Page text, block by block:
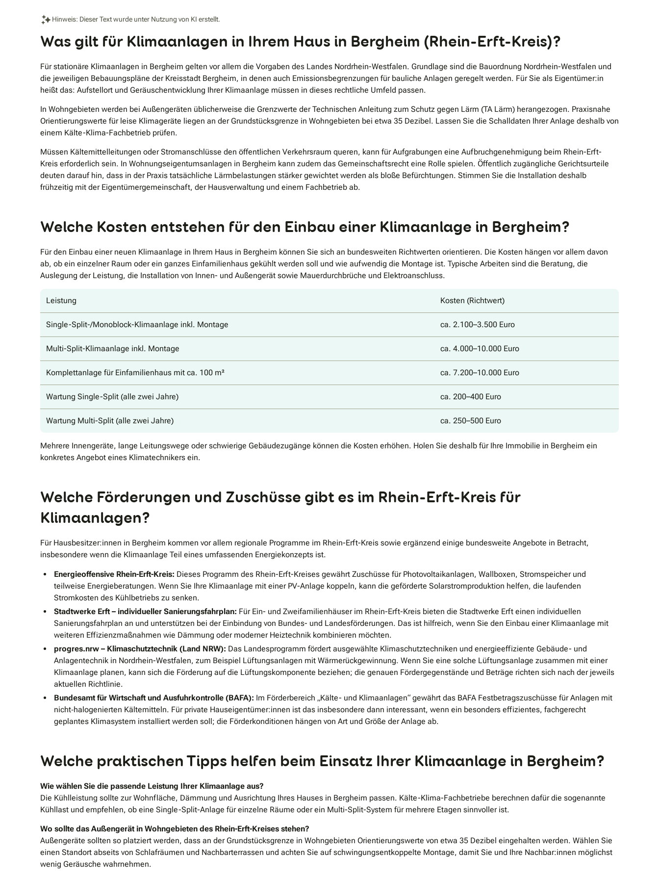
Ausführungsqualität, Termintreue und
Anlage langfristig effizient und sicher zu betreiben.
Hinweis: Dieser Text wurde unter Nutzung von KI erstellt.
Was gilt für Klimaanlagen in Ihrem Haus in Bergheim (Rhein-Erft-Kreis)?
Für stationäre Klimaanlagen in Bergheim gelten vor allem die Vorgaben des Landes Nordrhein-Westfalen. Grundlage sind die Bauordnung Nordrhein-Westfalen und
die jeweiligen Bebauungspläne der Kreisstadt Bergheim, in denen auch Emissionsbegrenzungen für bauliche Anlagen geregelt werden. Für Sie als Eigentümer:in
heißt das: Aufstellort und Geräuschentwicklung Ihrer Klimaanlage müssen in dieses rechtliche Umfeld passen.
In Wohngebieten werden bei Außengeräten üblicherweise die Grenzwerte der Technischen Anleitung zum Schutz gegen Lärm (TA Lärm) herangezogen. Praxisnahe
Orientierungswerte für leise Klimageräte liegen an der Grundstücksgrenze in Wohngebieten bei etwa 35 Dezibel. Lassen Sie die Schalldaten Ihrer Anlage deshalb von
einem Kälte-Klima-Fachbetrieb prüfen.
Müssen Kältemittelleitungen oder Stromanschlüsse den öffentlichen Verkehrsraum queren, kann für Aufgrabungen eine Aufbruchgenehmigung beim Rhein-Erft-
Kreis erforderlich sein. In Wohnungseigentumsanlagen in Bergheim kann zudem das Gemeinschaftsrecht eine Rolle spielen. Öffentlich zugängliche Gerichtsurteile
deuten darauf hin, dass in der Praxis tatsächliche Lärmbelastungen stärker gewichtet werden als bloße Befürchtungen. Stimmen Sie die Installation deshalb
frühzeitig mit der Eigentümergemeinschaft, der Hausverwaltung und einem Fachbetrieb ab.
Welche Kosten entstehen für den Einbau einer Klimaanlage in Bergheim?
Für den Einbau einer neuen Klimaanlage in Ihrem Haus in Bergheim können Sie sich an bundesweiten Richtwerten orientieren. Die Kosten hängen vor allem davon
ab, ob ein einzelner Raum oder ein ganzes Einfamilienhaus gekühlt werden soll und wie aufwendig die Montage ist. Typische Arbeiten sind die Beratung, die
Auslegung der Leistung, die Installation von Innen- und Außengerät sowie Mauerdurchbrüche und Elektroanschluss.
Leistung Kosten (Richtwert)
Single-Split-/Monoblock-Klimaanlage inkl. Montage ca. 2.100–3.500 Euro
Multi-Split-Klimaanlage inkl. Montage ca. 4.000–10.000 Euro
Komplettanlage für Einfamilienhaus mit ca. 100 m² ca. 7.200–10.000 Euro
Wartung Single-Split (alle zwei Jahre) ca. 200–400 Euro
Wartung Multi-Split (alle zwei Jahre) ca. 250–500 Euro
Mehrere Innengeräte, lange Leitungswege oder schwierige Gebäudezugänge können die Kosten erhöhen. Holen Sie deshalb für Ihre Immobilie in Bergheim ein
konkretes Angebot eines Klimatechnikers ein.
Welche Förderungen und Zuschüsse gibt es im Rhein-Erft-Kreis für
Klimaanlagen?
Für Hausbesitzer:innen in Bergheim kommen vor allem regionale Programme im Rhein-Erft-Kreis sowie ergänzend einige bundesweite Angebote in Betracht,
insbesondere wenn die Klimaanlage Teil eines umfassenden Energiekonzepts ist.
Energieoffensive Rhein-Erft-Kreis: Dieses Programm des Rhein-Erft-Kreises gewährt Zuschüsse für Photovoltaikanlagen, Wallboxen, Stromspeicher und
teilweise Energieberatungen. Wenn Sie Ihre Klimaanlage mit einer PV-Anlage koppeln, kann die geförderte Solarstromproduktion helfen, die laufenden
Stromkosten des Kühlbetriebs zu senken.
Stadtwerke Erft – individueller Sanierungsfahrplan: Für Ein- und Zweifamilienhäuser im Rhein-Erft-Kreis bieten die Stadtwerke Erft einen individuellen
Sanierungsfahrplan an und unterstützen bei der Einbindung von Bundes- und Landesförderungen. Das ist hilfreich, wenn Sie den Einbau einer Klimaanlage mit
weiteren Effizienzmaßnahmen wie Dämmung oder moderner Heiztechnik kombinieren möchten.
progres.nrw – Klimaschutztechnik (Land NRW): Das Landesprogramm fördert ausgewählte Klimaschutztechniken und energieeffiziente Gebäude- und
Anlagentechnik in Nordrhein-Westfalen, zum Beispiel Lüftungsanlagen mit Wärmerückgewinnung. Wenn Sie eine solche Lüftungsanlage zusammen mit einer
Klimaanlage planen, kann sich die Förderung auf die Lüftungskomponente beziehen; die genauen Fördergegenstände und Beträge richten sich nach der jeweils
aktuellen Richtlinie.
Bundesamt für Wirtschaft und Ausfuhrkontrolle (BAFA): Im Förderbereich „Kälte- und Klimaanlagen“ gewährt das BAFA Festbetragszuschüsse für Anlagen mit
nicht‑halogenierten Kältemitteln. Für private Hauseigentümer:innen ist das insbesondere dann interessant, wenn ein besonders effizientes, fachgerecht
geplantes Klimasystem installiert werden soll; die Förderkonditionen hängen von Art und Größe der Anlage ab.
Welche praktischen Tipps helfen beim Einsatz Ihrer Klimaanlage in Bergheim?
Wie wählen Sie die passende Leistung Ihrer Klimaanlage aus?
Die Kühlleistung sollte zur Wohnfläche, Dämmung und Ausrichtung Ihres Hauses in Bergheim passen. Kälte-Klima-Fachbetriebe berechnen dafür die sogenannte
Kühllast und empfehlen, ob eine Single-Split-Anlage für einzelne Räume oder ein Multi-Split-System für mehrere Etagen sinnvoller ist.
Wo sollte das Außengerät in Wohngebieten des Rhein-Erft-Kreises stehen?
Außengeräte sollten so platziert werden, dass an der Grundstücksgrenze in Wohngebieten Orientierungswerte von etwa 35 Dezibel eingehalten werden. Wählen Sie
einen Standort abseits von Schlafräumen und Nachbarterrassen und achten Sie auf schwingungsentkoppelte Montage, damit Sie und Ihre Nachbar:innen möglichst
wenig Geräusche wahrnehmen.